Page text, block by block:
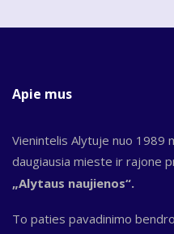
Apie mus
Vienintelis Alytuje nuo 1989
daugiausia mieste ir rajone
„Alytaus naujienos“.
To paties pavadinimo